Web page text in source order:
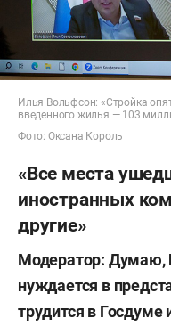
Илья Вольфсон: «Стройка
введенного жилья — 103
Фото: Оксана Король
«Все места
иностранных
другие»
Модератор: Думаю,
нуждается в
трудится в Госдуме